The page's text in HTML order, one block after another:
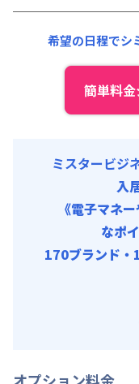
その他費用 :
希望の日程でシ
簡単料
ミスタービジ
入
《電子マネ
なポ
170ブランド・
オプション料金